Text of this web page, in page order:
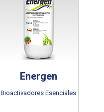
Bioactivadores Esenciales
Energen